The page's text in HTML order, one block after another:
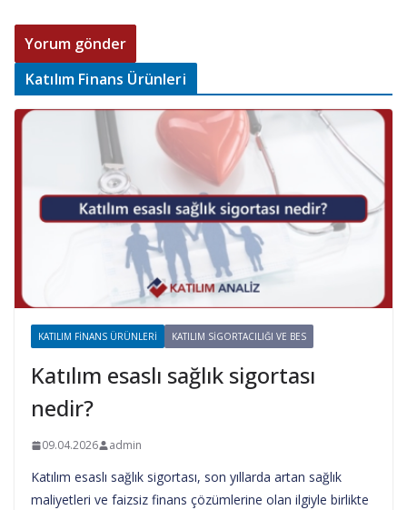
Katılım Finans Ürünleri
KATILIM FINANS ÜRÜNLERI KATILIM SIGORTACILIĞI VE BES
Katılım esaslı sağlık sigortası
nedir?
09.04.2026 admin
Katılım esaslı sağlık sigortası, son yıllarda artan sağlık
maliyetleri ve faizsiz finans çözümlerine olan ilgiyle birlikte